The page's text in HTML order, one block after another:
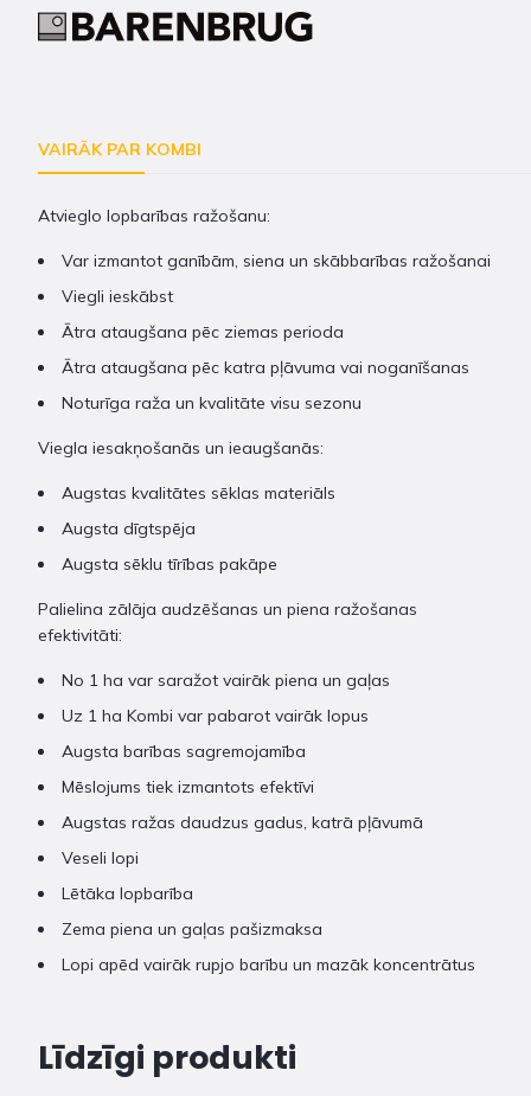
VAIRĀK PAR KOMBI
Atvieglo lopbarības ražošanu:
Var izmantot ganībām, siena un skābbarības ražošanai
Viegli ieskābst
Ātra ataugšana pēc ziemas perioda
Ātra ataugšana pēc katra pļāvuma vai noganīšanas
Noturīga raža un kvalitāte visu sezonu
Viegla iesakņošanās un ieaugšanās:
Augstas kvalitātes sēklas materiāls
Augsta dīgtspēja
Augsta sēklu tīrības pakāpe
Palielina zālāja audzēšanas un piena ražošanas
efektivitāti:
No 1 ha var saražot vairāk piena un gaļas
Uz 1 ha Kombi var pabarot vairāk lopus
Augsta barības sagremojamība
Mēslojums tiek izmantots efektīvi
Augstas ražas daudzus gadus, katrā pļāvumā
Veseli lopi
Lētāka lopbarība
Zema piena un gaļas pašizmaksa
Lopi apēd vairāk rupjo barību un mazāk koncentrātus
Līdzīgi produkti